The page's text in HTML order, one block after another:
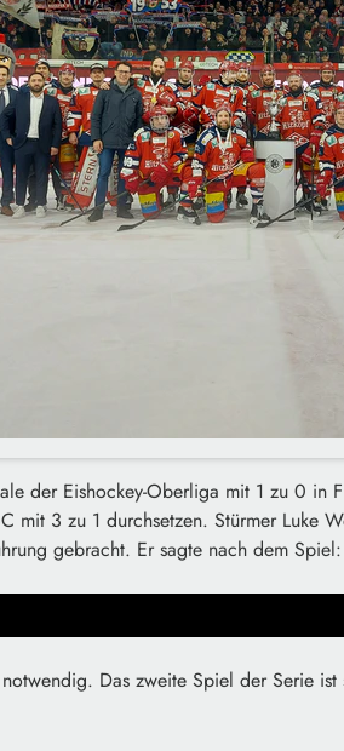
der Eishockey-Oberliga mit 1 zu 0 in
mit 3 zu 1 durchsetzen. Stürmer Luke
gebracht. Er sagte nach dem Spiel:
Das zweite Spiel der Serie